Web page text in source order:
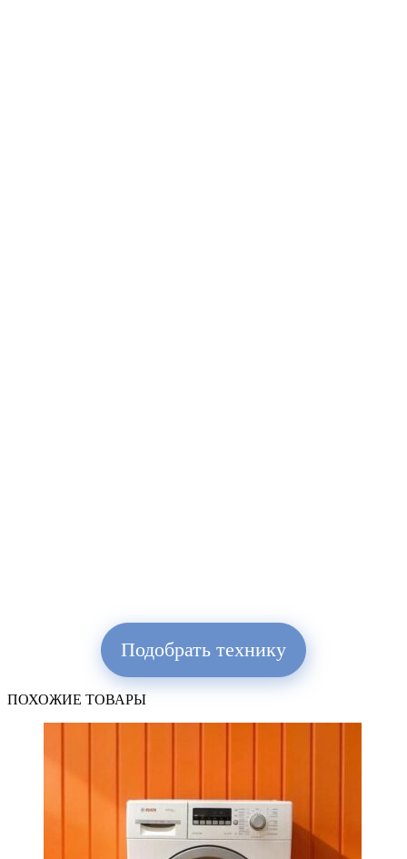
Подобрать технику
ПОХОЖИЕ ТОВАРЫ